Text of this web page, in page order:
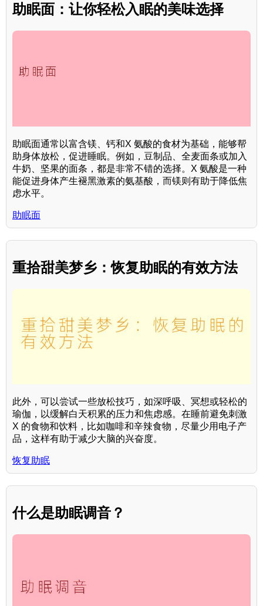
助眠面：让你轻松入眠的美味选择
助眠面通常以富含镁、钙和X 氨酸的食材为基础，能够帮
助身体放松，促进睡眠。例如，豆制品、全麦面条或加入
牛奶、坚果的面条，都是非常不错的选择。X 氨酸是一种
能促进身体产生褪黑激素的氨基酸，而镁则有助于降低焦
虑水平。
助眠面
重拾甜美梦乡：恢复助眠的有效方法
此外，可以尝试一些放松技巧，如深呼吸、冥想或轻松的
瑜伽，以缓解白天积累的压力和焦虑感。在睡前避免刺激
X 的食物和饮料，比如咖啡和辛辣食物，尽量少用电子产
品，这样有助于减少大脑的兴奋度。
恢复助眠
什么是助眠调音？